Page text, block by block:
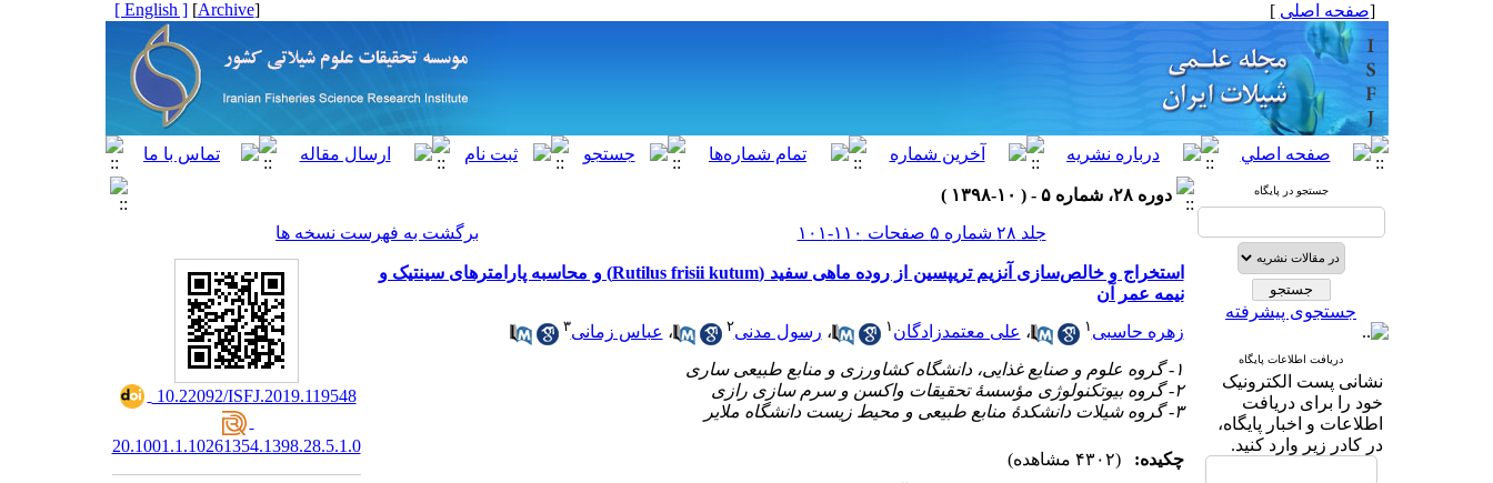
[صفحه اصلی ]
[
Archive
]
[ English ]
جستجو در پایگاه
جستجوی پیشرفته
دریافت اطلاعات پایگاه
نشانی پست الکترونیک
خود را برای دریافت
اطلاعات و اخبار پایگاه،
در کادر زیر وارد کنید.
دوره ۲۸، شماره ۵ - ( ۱۰-۱۳۹۸ )
جلد ۲۸ شماره ۵ صفحات ۱۱۰-۱۰۱
برگشت به فهرست نسخه ها
استخراج و خالص‌سازی آنزیم تریپسین از روده ماهی سفید (Rutilus frisii kutum) و محاسبه پارامترهای سینتیک و
نیمه عمر آن
زهره حاسبی ۱ ، علی معتمدزادگان ۱ ، رسول مدنی۲ ، عباس زمانی۳
۱- گروه علوم و صنایع غذایی، دانشگاه کشاورزی و منابع طبیعی ساری
۲- گروه بیوتکنولوژی مؤسسۀ تحقیقات واکسن و سرم سازی رازی
۳- گروه شیلات دانشکدۀ منابع طبیعی و محیط زیست دانشگاه ملایر
چکیده:
(۴۳۰۲ مشاهده)
‎ 10.22092/ISFJ.2019.119548
20.1001.1.10261354.1398.28.5.1.0